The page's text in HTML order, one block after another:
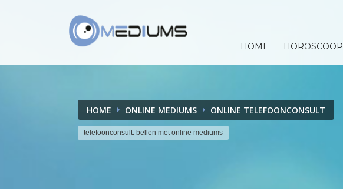
HOME HOROSCOOP
HOME ONLINE MEDIUMS ONLINE TELEFOONCONSULT
telefoonconsult: bellen met online mediums